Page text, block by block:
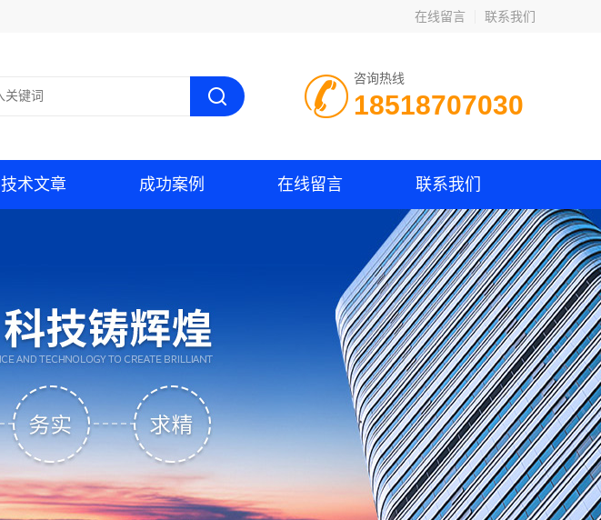
在线留言 联系我们
咨询热线
18518707030
技术文章 成功案例 在线留言 联系我们